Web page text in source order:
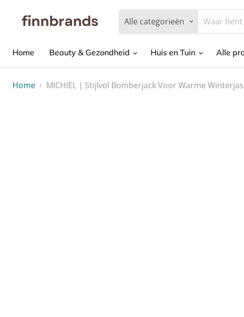
Alle categorieën
Home Beauty & Gezondheid Huis en Tuin Alle
Home MICHIEL | Stijlvol Bomberjack Voor Warme Winterjas